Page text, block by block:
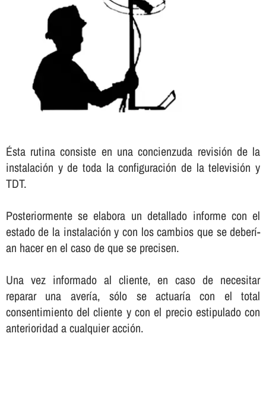
Ésta rutina consiste en una concienzuda revisión de la
instalación y de toda la configuración de la televisión y
TDT.
Posteriormente se elabora un detallado informe con el
estado de la instalación y con los cambios que se deberí­
an hacer en el caso de que se precisen.
Una vez informado al cliente, en caso de necesitar
reparar una averí­a, sólo se actuarí­a con el total
consentimiento del cliente y con el precio estipulado con
anterioridad a cualquier acción.